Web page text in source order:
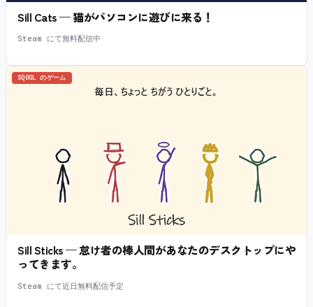
Sill Cats — 猫がパソコンに遊びに来る！
Steam にて無料配信中
SQOOL のゲーム
Sill Sticks — 怠け者の棒人間があなたのデスクトップにや
ってきます。
Steam にて近日無料配信予定